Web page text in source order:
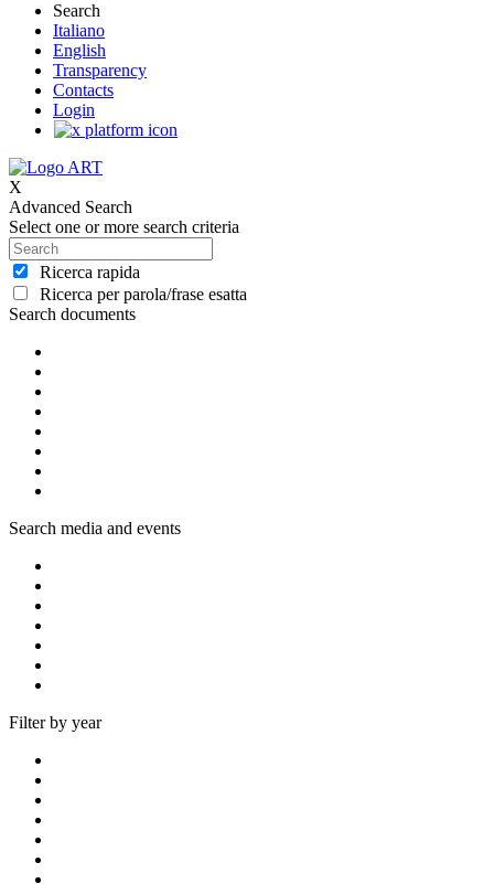
Search
Italiano
English
Transparency
Contacts
Login
X
Advanced Search
Select one or more search criteria
Ricerca rapida
Ricerca per parola/frase esatta
Search documents
Search media and events
Filter by year